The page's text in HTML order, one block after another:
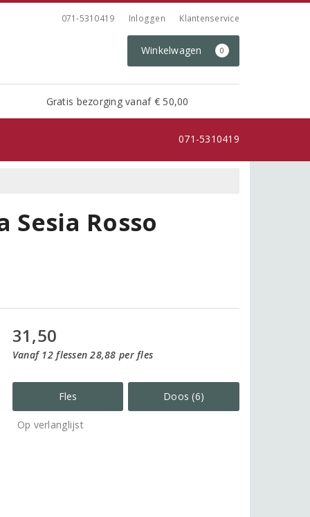
071-5310419 Inloggen Klantenservice
Winkelwagen 0
Gratis bezorging vanaf € 50,00
071-5310419
Rosso
31,50
Vanaf 12 flessen 28,88 per fles
Fles Doos (6)
Op verlanglijst